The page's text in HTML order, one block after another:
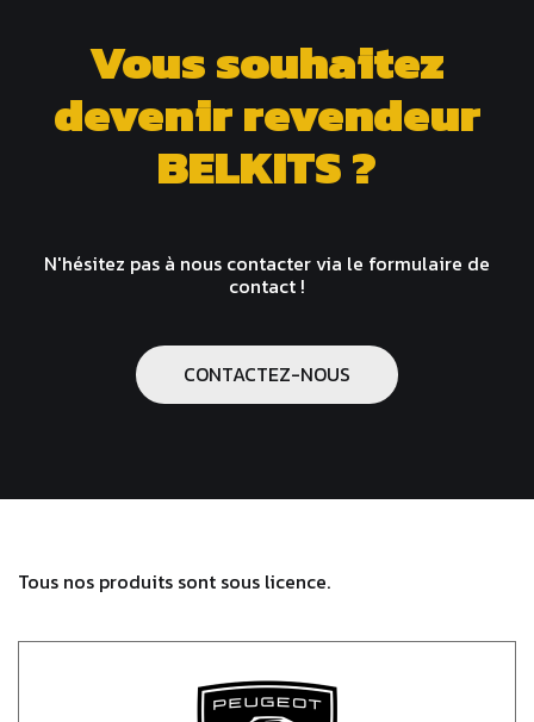
Vous souhaitez
devenir revendeur
BELKITS ?
N'hésitez pas à nous contacter via le formulaire de
contact !
CONTACTEZ-NOUS
Tous nos produits sont sous licence.